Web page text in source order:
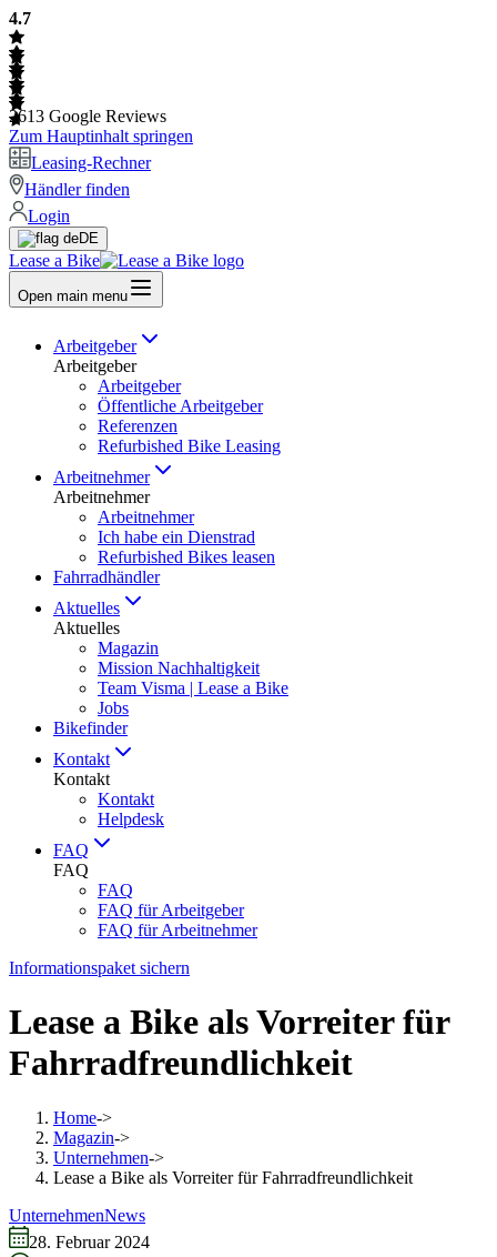
4.7
2613 Google Reviews
Zum Hauptinhalt springen
Leasing-Rechner
Händler finden
Login
DE
Lease a Bike
Open main menu
Arbeitgeber
Arbeitgeber
Arbeitgeber
Öffentliche Arbeitgeber
Referenzen
Refurbished Bike Leasing
Arbeitnehmer
Arbeitnehmer
Arbeitnehmer
Ich habe ein Dienstrad
Refurbished Bikes leasen
Fahrradhändler
Aktuelles
Aktuelles
Magazin
Mission Nachhaltigkeit
Team Visma | Lease a Bike
Jobs
Bikefinder
Kontakt
Kontakt
Kontakt
Helpdesk
FAQ
FAQ
FAQ
FAQ für Arbeitgeber
FAQ für Arbeitnehmer
Informationspaket sichern
Lease a Bike als Vorreiter für
Fahrradfreundlichkeit
Home->
Magazin->
Unternehmen->
Lease a Bike als Vorreiter für Fahrradfreundlichkeit
UnternehmenNews
28. Februar 2024